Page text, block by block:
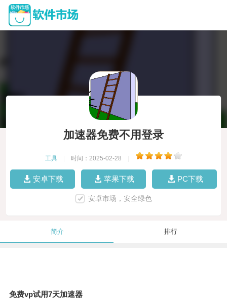
加速器免费不用登录
工具 时间：2025-02-28
安卓下载 苹果下载 PC下载
安卓市场，安全绿色
简介 排行
免费vp试用7天加速器